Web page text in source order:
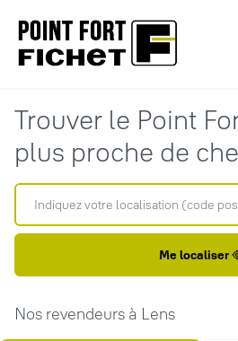
Trouver le Point
plus proche de
Me localiser
Nos revendeurs à Lens